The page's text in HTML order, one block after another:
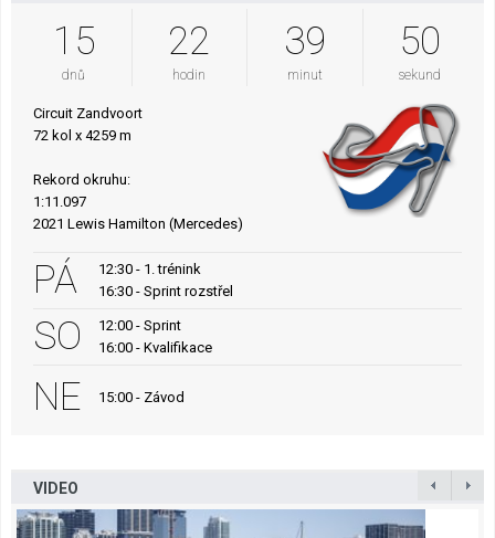
15
dnů
22
hodin
39
minut
49
sekund
Circuit Zandvoort
72 kol x 4259 m
Rekord okruhu:
1:11.097
2021 Lewis Hamilton (Mercedes)
PÁ
12:30 - 1. trénink
16:30 - Sprint rozstřel
SO
12:00 - Sprint
16:00 - Kvalifikace
NE 15:00 - Závod
VIDEO